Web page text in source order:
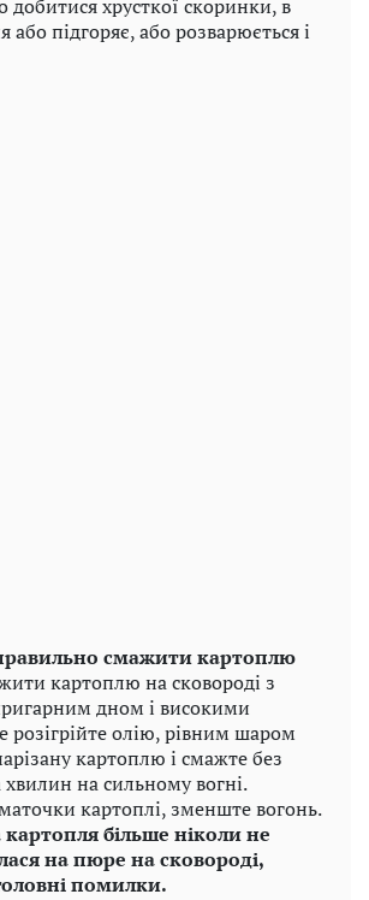
добитися хрусткої скоринки, в
або підгоряє, або розварюється і
смажити картоплю
картоплю на сковороді з
дном і високими
розігрійте олію, рівним шаром
картоплю і смажте без
на сильному вогні.
картоплі, зменште вогонь.
більше ніколи не
на пюре на сковороді,
помилки.